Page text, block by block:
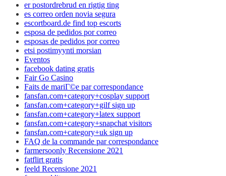
er postordrebrud en rigtig ting
es correo orden novia segura
escortboard.de find top escorts
esposa de pedidos por correo
esposas de pedidos por correo
etsi postimyynti morsian
Eventos
facebook dating gratis
Fair Go Casino
Faits de mariГ©e par correspondance
fansfan.com+category+cosplay support
fansfan.com+category+gilf sign up
fansfan.com+category+latex support
fansfan.com+category+snapchat visitors
fansfan.com+category+uk sign up
FAQ de la commande par correspondance
farmersoonly Recensione 2021
fatflirt gratis
feeld Recensione 2021